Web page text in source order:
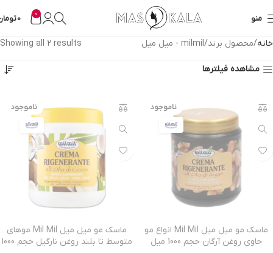
منو 0
0
خانه محصول برند milmil - میل میل Showing all 2 results
مشاهده فیلترها
ناموجود
ماسک مو میل میل Mil Mil انواع مو
حاوی روغن آرگان حجم 1000 میل
ناموجود
ماسک مو میل میل Mil Mil موهای
متوسط تا بلند روغن نارگیل حجم 1000